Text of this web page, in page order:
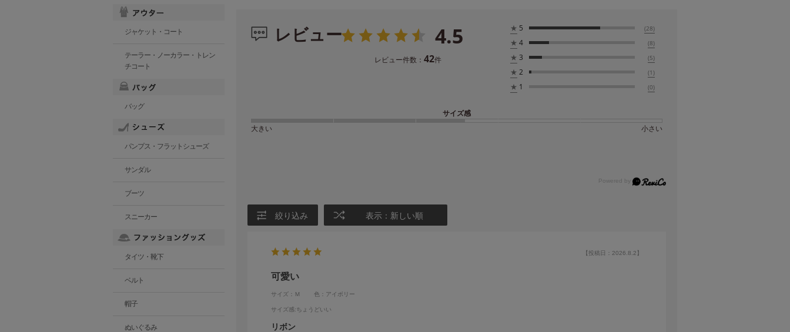
レビュー 4.5
レビュー件数： 42件
★ 5 (28)
★ 4 (8)
★ 3 (5)
★ 2 (1)
★ 1 (0)
サイズ感
大きい
小さい
絞り込み 表示：新しい順
【投稿日：2026.8.2】
可愛い
サイズ：Ｍ 色：アイボリー
サイズ感:ちょうどいい
リボン
ジャケット・コート
テーラー・ノーカラー・トレン
チコート
バッグ
パンプス・フラットシューズ
サンダル
ブーツ
スニーカー
タイツ・靴下
ベルト
帽子
ぬいぐるみ